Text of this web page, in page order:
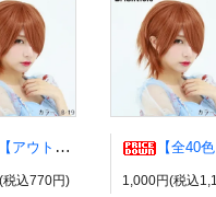
【アウトレット】コスプレウィッグ ブライトララ【展示品】
税込770円)
【全40色】エアリーウルフ コスプレウィッグ ブライトララ